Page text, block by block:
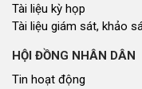
Tài liệu kỳ họp
Tài liệu giám sát, khảo
HỘI ĐỒNG NHÂN DÂN
Tin hoạt động